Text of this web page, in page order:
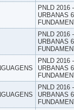
PNLD 2016
URBANAS
PNLD 2016
URBANAS
PNLD 2016
URBANAS
PNLD 2016
URBANAS